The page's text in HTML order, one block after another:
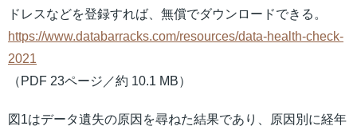
ドレスなどを登録すれば、無償でダウンロードできる。
https://www.databarracks.com/resources/data-health-check-
2021
（PDF 23ページ／約 10.1 MB）
図1はデータ遺失の原因を尋ねた結果であり、原因別に経年